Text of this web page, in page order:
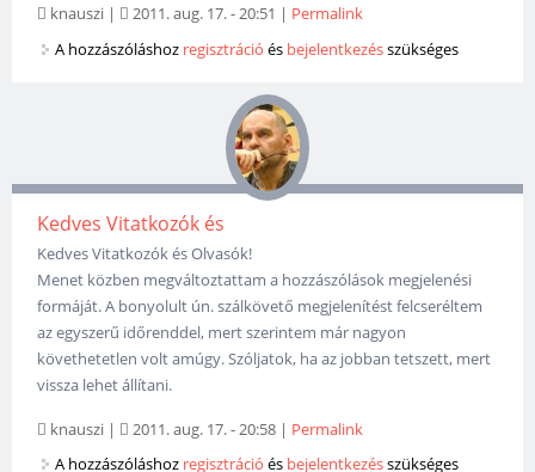
knauszi | 2011. aug. 17. - 20:51 | Permalink
A hozzászóláshoz regisztráció és bejelentkezésszükséges
Kedves Vitatkozók és
Kedves Vitatkozók és Olvasók!
Menet közben megváltoztattam a hozzászólások megjelenési
formáját. A bonyolult ún. szálkövető megjelenítést felcseréltem
az egyszerű időrenddel, mert szerintem már nagyon
követhetetlen volt amúgy. Szóljatok, ha az jobban tetszett, mert
vissza lehet állítani.
knauszi | 2011. aug. 17. - 20:58 | Permalink
A hozzászóláshoz regisztráció és bejelentkezésszükséges